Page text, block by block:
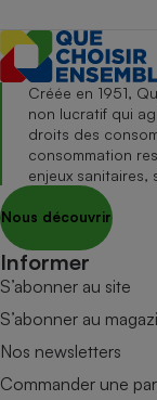
Créée en 1951,
non lucratif qui
droits des
consommation
enjeux sanitaires,
Nous découvrir
Informer
S’abonner au site
S’abonner au
Nos newsletters
Commander une